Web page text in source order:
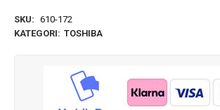
SKU: 610-172
KATEGORI: TOSHIBA